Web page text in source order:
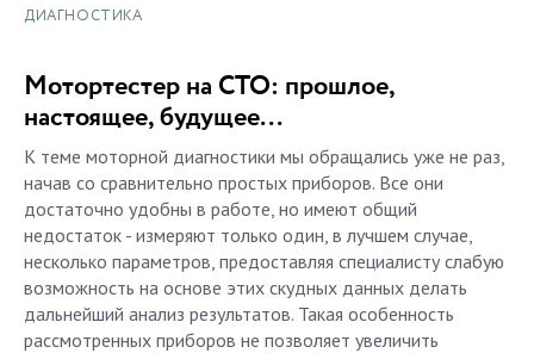
ДИАГНОСТИКА
Мотортестер на СТО: прошлое,
настоящее, будущее...
К теме моторной диагностики мы обращались уже не раз,
начав со сравнительно простых приборов. Все они
достаточно удобны в работе, но имеют общий
недостаток - измеряют только один, в лучшем случае,
несколько параметров, предоставляя специалисту слабую
возможность на основе этих скудных данных делать
дальнейший анализ результатов. Такая особенность
рассмотренных приборов не позволяет увеличить